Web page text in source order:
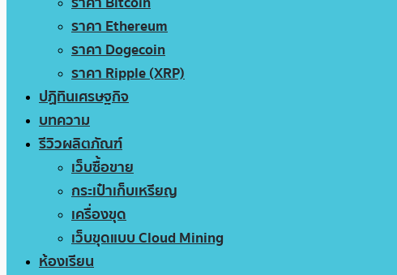
ราคา Ethereum
ราคา Dogecoin
ราคา Ripple (XRP)
ปฏิทินเศรษฐกิจ
บทความ
รีวิวผลิตภัณฑ์
เว็บซื้อขาย
กระเป๋าเก็บเหรียญ
เครื่องขุด
เว็บขุดแบบ Cloud Mining
ห้องเรียน